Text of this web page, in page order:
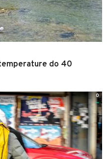
do 40
0